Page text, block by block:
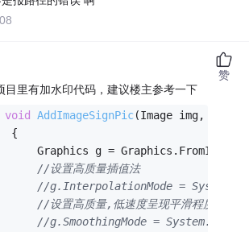
目里有加水印代码，建议楼主参考一下
void AddImageSignPic(Image img,
{
Graphics g =
//设置高质量插值法
//g.InterpolationMode =
//设置高质量,低速度呈现平滑程度
//g.SmoothingMode =
赞